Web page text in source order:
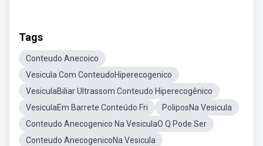
Tags
Conteudo Anecoico
Vesicula Com ConteudoHiperecogenico
VesiculaBiliar Ultrassom Conteudo Hiperecogênico
VesiculaEm Barrete Conteúdo Fri
PoliposNa Vesicula
Conteudo Anecogenico Na VesiculaO Q Pode Ser
Conteudo AnecogenicoNa Vesicula